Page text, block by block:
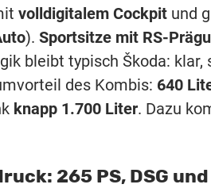
volldigitalem Cockpit und
). Sportsitze mit RS-
bleibt typisch Škoda:
des Kombis: 640
knapp 1.700 Liter. Dazu
265 PS, DSG